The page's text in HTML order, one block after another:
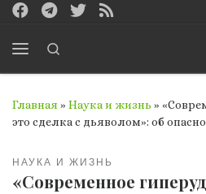
Перейти к содержимому
Главная » Наука и жизнь »
это сделка с дьяволом»: об
НАУКА И ЖИЗНЬ
«Современное